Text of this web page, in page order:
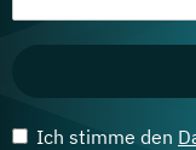
Ich stimme den